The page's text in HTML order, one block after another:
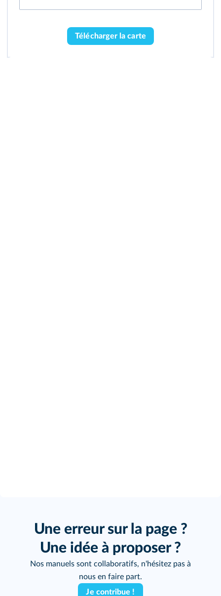
Télécharger la carte
Une erreur sur la page ?
Une idée à proposer ?
Nos manuels sont collaboratifs, n'hésitez pas à
nous en faire part.
Je contribue !